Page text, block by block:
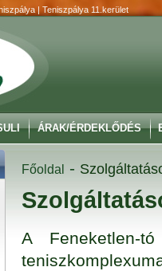
| Teniszpálya 11.kerület
ÁRAK/ÉRDEKLŐDÉS
Főoldal -
A Feneketlen-